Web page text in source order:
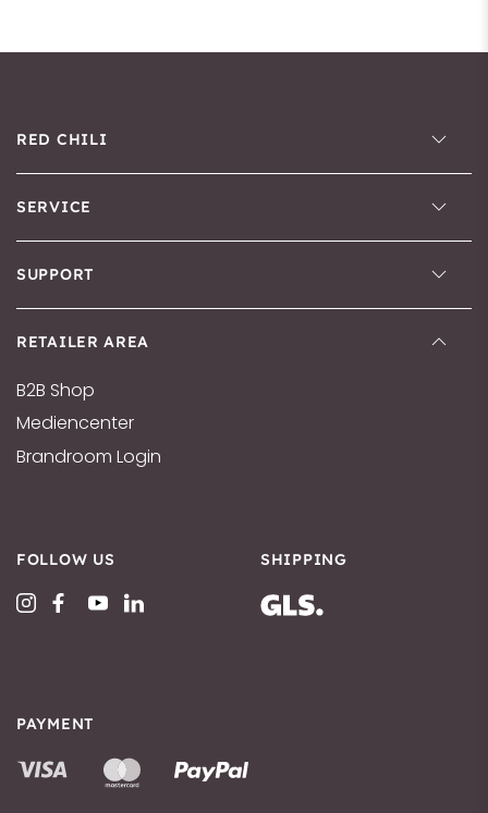
RED CHILI
SERVICE
SUPPORT
RETAILER AREA
B2B Shop
Mediencenter
Brandroom Login
FOLLOW US SHIPPING
PAYMENT